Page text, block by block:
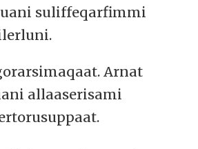
suliffeqarfimmi
Arnat
allaaserisami